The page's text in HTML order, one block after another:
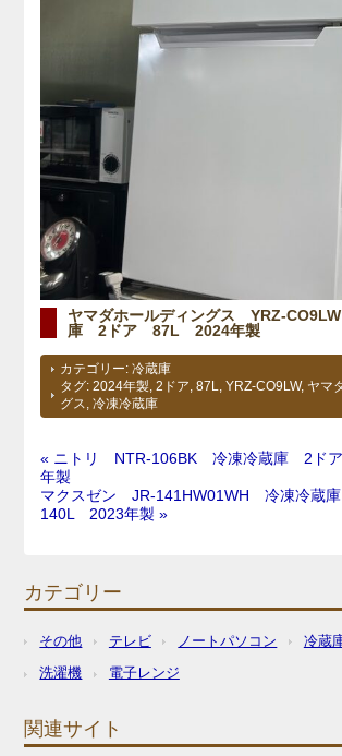
ヤマダホールディングス YRZ-
庫 2ドア 87L 2024年製
カテゴリー:冷蔵庫
タグ:2024年製 ,2ドア ,87L ,YRZ-CO9LW, ヤマ
グス
,冷凍冷蔵庫
« ニトリ NTR-106BK 冷凍冷蔵庫 2ド
年製
マクスゼン JR-141HW01WH 冷凍冷蔵
140L 2023年製 »
カテゴリー
その他 テレビ ノートパソコン 冷蔵
洗濯機
電子レンジ
関連サイト